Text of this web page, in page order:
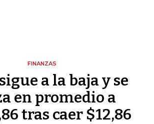
FINANZAS
a la baja y se
en promedio a
tras caer $12,86